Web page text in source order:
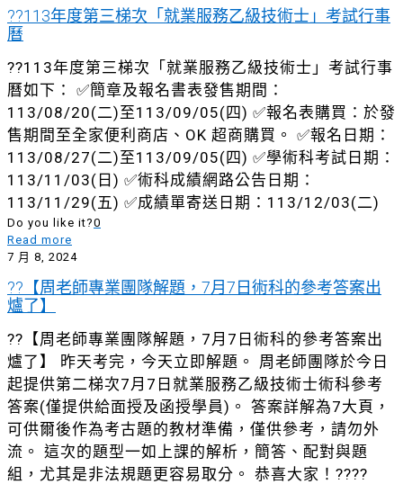
??113年度第三梯次「就業服務乙級技術士」考試行事
曆
??113年度第三梯次「就業服務乙級技術士」考試行事
曆如下： ✅簡章及報名書表發售期間：
113/08/20(二)至113/09/05(四) ✅報名表購買：於發
售期間至全家便利商店、OK 超商購買。 ✅報名日期：
113/08/27(二)至113/09/05(四) ✅學術科考試日期：
113/11/03(日) ✅術科成績網路公告日期：
113/11/29(五) ✅成績單寄送日期：113/12/03(二)
Do you like it?0
Read more
7 月 8, 2024
??【周老師專業團隊解題，7月7日術科的參考答案出
爐了】
??【周老師專業團隊解題，7月7日術科的參考答案出
爐了】 昨天考完，今天立即解題。 周老師團隊於今日
起提供第二梯次7月7日就業服務乙級技術士術科參考
答案(僅提供給面授及函授學員)。 答案詳解為7大頁，
可供爾後作為考古題的教材準備，僅供參考，請勿外
流。 這次的題型一如上課的解析，簡答、配對與題
組，尤其是非法規題更容易取分。 恭喜大家！????